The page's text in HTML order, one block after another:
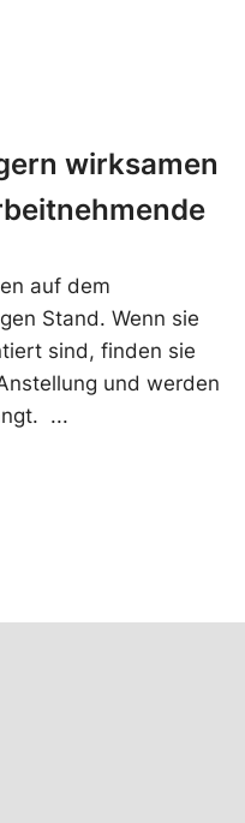
wirksamen
auf dem
Stand. Wenn sie
sind, finden sie
und werden